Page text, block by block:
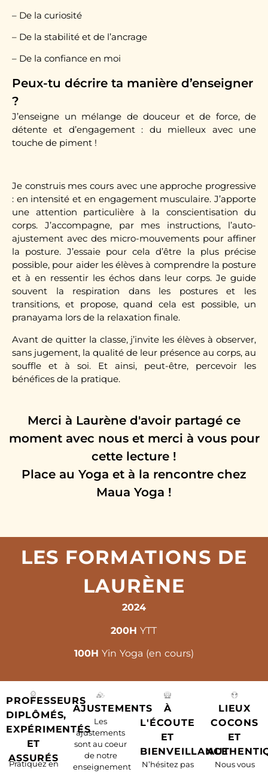
– De la curiosité
– De la stabilité et de l’ancrage
– De la confiance en moi
Peux-tu décrire ta manière d’enseigner
?
J’enseigne un mélange de douceur et de force, de
détente et d’engagement : du mielleux avec une
touche de piment !
Je construis mes cours avec une approche progressive
: en intensité et en engagement musculaire. J’apporte
une attention particulière à la conscientisation du
corps. J’accompagne, par mes instructions, l’auto-
ajustement avec des micro-mouvements pour affiner
la posture. J’essaie pour cela d’être la plus précise
possible, pour aider les élèves à comprendre la posture
et à en ressentir les échos dans leur corps. Je guide
souvent la respiration dans les postures et les
transitions, et propose, quand cela est possible, un
pranayama lors de la relaxation finale.
Avant de quitter la classe, j’invite les élèves à observer,
sans jugement, la qualité de leur présence au corps, au
souffle et à soi. Et ainsi, peut-être, percevoir les
bénéfices de la pratique.
Merci à Laurène d'avoir partagé ce
moment avec nous et merci à vous pour
cette lecture !
Place au Yoga et à la rencontre chez
Maua Yoga !
LES FORMATIONS DE
LAURÈNE
2024
200HYTT
100H Yin Yoga (en cours)
PROFESSEURS
DIPLÔMÉS,
EXPÉRIMENTÉS
ET
ASSURÉS
Pratiquez en
AJUSTEMENTS
Les
ajustements
sont au coeur
de notre
enseignement
À
L'ÉCOUTE
ET
BIENVEILLANCE
N’hésitez pas
LIEUX
COCONS
ET
Nous vous